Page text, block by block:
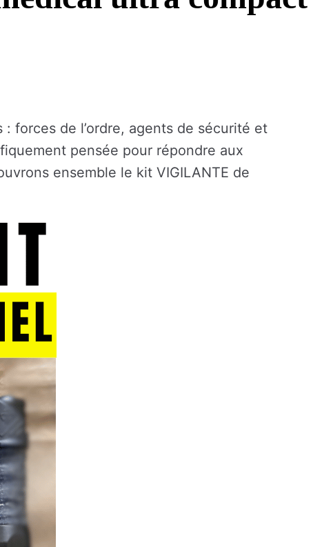
forces de l’ordre, agents de sécurité et
pensée pour répondre aux
ensemble le kit VIGILANTE de